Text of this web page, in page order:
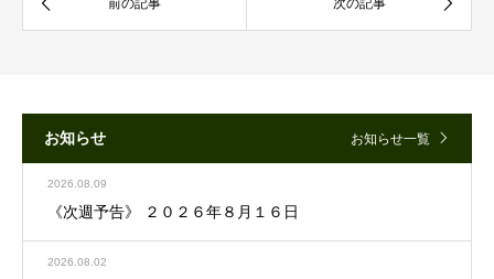
お知らせ お知らせ一覧
2026.08.09
《次週予告》 ２０２６年８月１６日
2026.08.02